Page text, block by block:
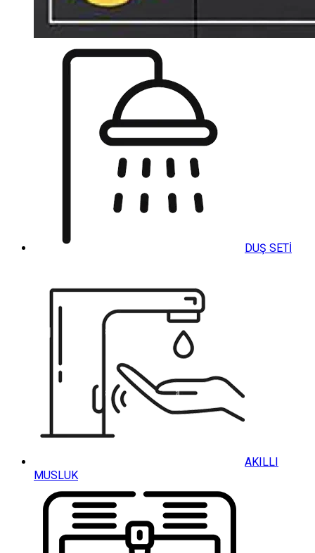
DUŞ SETİ
AKILLI
MUSLUK